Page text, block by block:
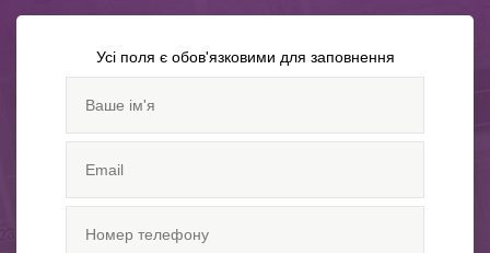
Усі поля є обов'язковими для заповнення